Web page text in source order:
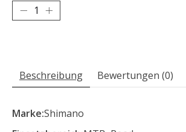
Beschreibung Bewertungen (0)
Marke:Shimano